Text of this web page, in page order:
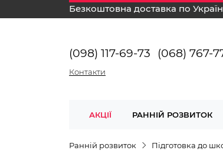
Безкоштовна доставка по
(098) 117-69-73 (068) 767-
Контакти
АКЦІЇ РАННІЙ РОЗВИТОК
Ранній розвиток Підготовка до